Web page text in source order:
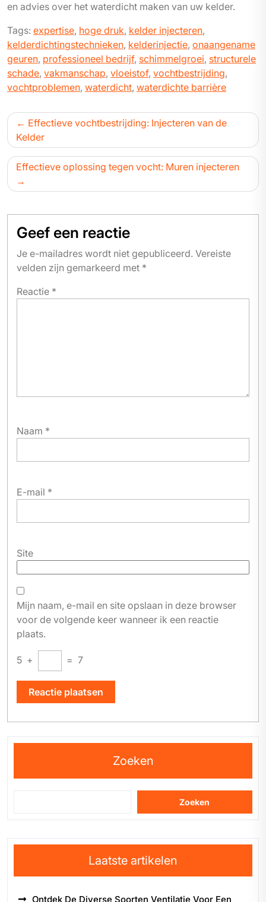
en advies over het waterdicht maken van uw kelder.
Tags: expertise, hoge druk, kelder injecteren,
kelderdichtingstechnieken, kelderinjectie, onaangename
geuren, professioneel bedrijf, schimmelgroei, structurele
schade, vakmanschap, vloeistof, vochtbestrijding,
vochtproblemen, waterdicht, waterdichte barrière
Bericht
navigatie
Effectieve vochtbestrijding: Injecteren van de
Kelder
Effectieve oplossing tegen vocht: Muren injecteren
Geef een reactie
Je e-mailadres wordt niet gepubliceerd. Vereiste
velden zijn gemarkeerd met *
Reactie *
Naam *
E-mail *
Site
Mijn naam, e-mail en site opslaan in deze browser
voor de volgende keer wanneer ik een reactie
plaats.
5 + = 7
Zoeken
Zoeken
Laatste artikelen
Ontdek De Diverse Soorten Ventilatie Voor Een